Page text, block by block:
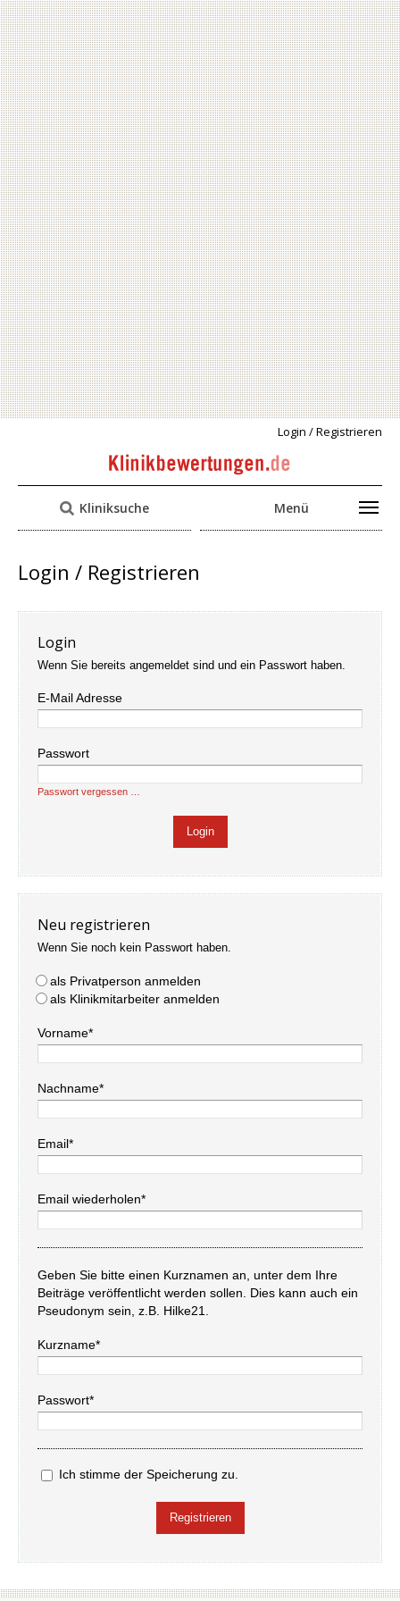
Login / Registrieren
Kliniksuche Menü
Login / Registrieren
Login
Wenn Sie bereits angemeldet sind und ein Passwort haben.
E-Mail Adresse
Passwort
Passwort vergessen …
Neu registrieren
Wenn Sie noch kein Passwort haben.
als Privatperson anmelden
als Klinikmitarbeiter anmelden
Vorname*
Nachname*
Email*
Email wiederholen*
Geben Sie bitte einen Kurznamen an, unter dem Ihre
Beiträge veröffentlicht werden sollen. Dies kann auch ein
Pseudonym sein, z.B. Hilke21.
Kurzname*
Passwort*
Ich stimme der Speicherung zu.